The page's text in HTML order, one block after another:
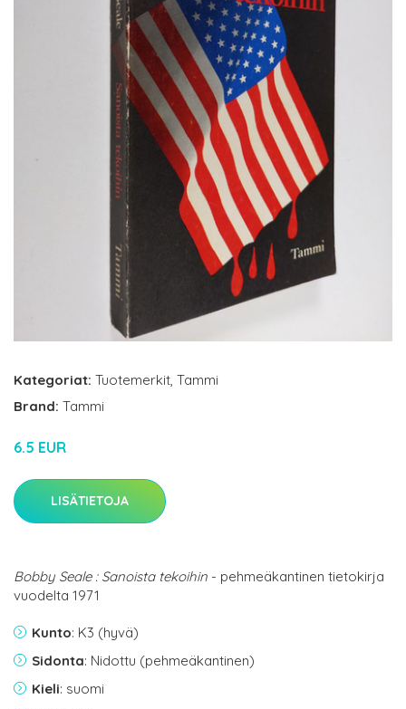
Kategoriat: Tuotemerkit, Tammi
Brand: Tammi
6.5 EUR
LISÄTIETOJA
Bobby Seale : Sanoista tekoihin - pehmeäkantinen tietokirja
vuodelta 1971
Kunto: K3 (hyvä)
Sidonta: Nidottu (pehmeäkantinen)
Kieli: suomi